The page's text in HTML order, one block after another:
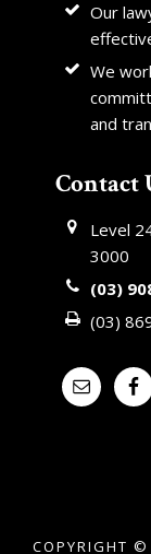
Our
We
and
Contact
Level
3000
(03)
(03)
COPYRIGHT ©